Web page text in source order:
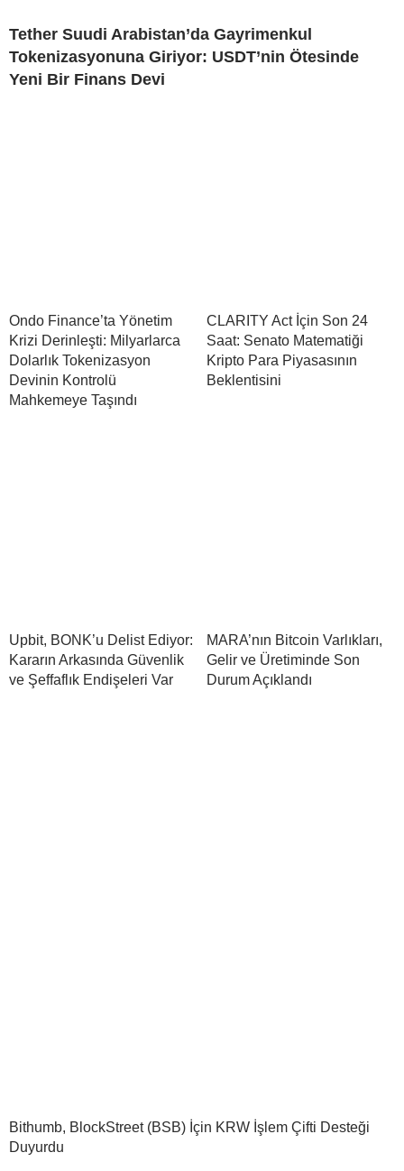
Tether Suudi Arabistan’da Gayrimenkul
Tokenizasyonuna Giriyor: USDT’nin Ötesinde
Yeni Bir Finans Devi
Ondo Finance’ta Yönetim
Krizi Derinleşti: Milyarlarca
Dolarlık Tokenizasyon
Devinin Kontrolü
Mahkemeye Taşındı
CLARITY Act İçin Son 24
Saat: Senato Matematiği
Kripto Para Piyasasının
Beklentisini
Upbit, BONK’u Delist Ediyor:
Kararın Arkasında Güvenlik
ve Şeffaflık Endişeleri Var
MARA’nın Bitcoin Varlıkları,
Gelir ve Üretiminde Son
Durum Açıklandı
Bithumb, BlockStreet (BSB) İçin KRW İşlem Çifti Desteği
Duyurdu